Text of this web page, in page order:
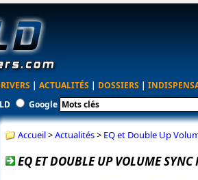
| ACTUALITÉS | DOSSIERS |
Google
Accueil>Actualités> EQ et Double Up
EQ ET DOUBLE UP VOLUME